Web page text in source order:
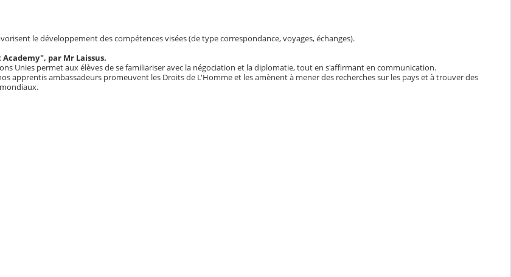
o
u
le développement des compétences visées (de type correspondance, voyages, échanges).
par Mr Laissus.
Unies permet aux élèves de se familiariser avec la négociation et la diplomatie, tout en s'affirmant en communication.
apprentis ambassadeurs promeuvent les Droits de L'Homme et les amènent à mener des recherches sur les pays et à trouver des